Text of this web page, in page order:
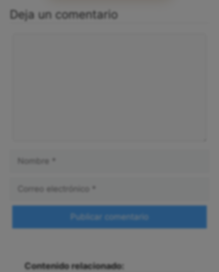
Deja un comentario
Contenido relacionado: